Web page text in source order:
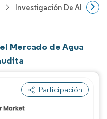
Investigación De
Mercado de Agua
Participación